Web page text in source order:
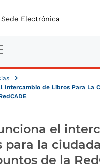
principal
Intercambio de Libros Para La
el
para la
de la